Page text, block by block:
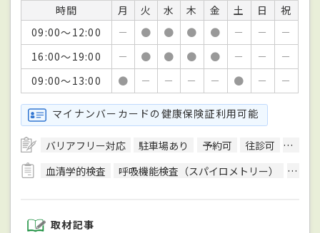
時間 月 火 水 木 金 土 日
祝
09:00～12:00
－ ● ● ● ● － －
－
16:00～19:00
－ ● ● ● ● － －
－
09:00～13:00
● － － － － ● － －
マイナンバーカードの健康保険証利用可能
バリアフリー対応 駐車場あり 予約可 往診可
訪問
血清学的検査
呼吸機能検査（スパイロメトリー） 骨密
取材記事